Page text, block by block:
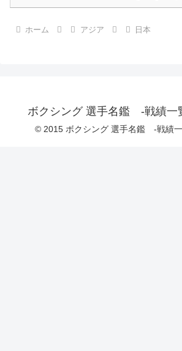
ホーム アジア 日本
ボクシング 選手名鑑 -戦績一
© 2015 ボクシング 選手名鑑 -戦績一